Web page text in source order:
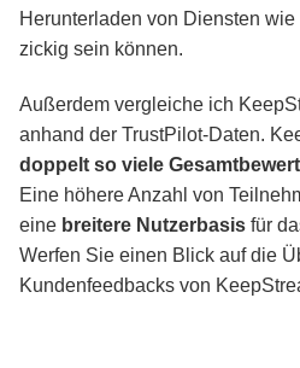
Herunterladen von Diensten
zickig sein können.
Außerdem vergleiche ich
anhand der TrustPilot-Daten.
doppelt so viele
Eine höhere Anzahl von
eine breitere Nutzerbasis für
Werfen Sie einen Blick auf die
Kundenfeedbacks von